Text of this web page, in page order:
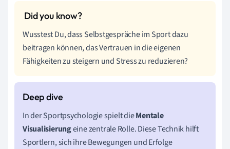
Wusstest Du, dass Selbstgespräche im Sport dazu
beitragen können, das Vertrauen in die eigenen
Fähigkeiten zu steigern und Stress zu reduzieren?
In der Sportpsychologie spielt dieMentale
Visualisierungeine zentrale Rolle. Diese Technik hilft
Sportlern, sich ihre Bewegungen und Erfolge